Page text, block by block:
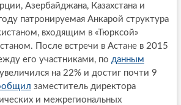
Азербайджана, Казахстана и
патронируемая Анкарой структура
входящим в «Тюрксой»
После встречи в Астане в 2015
его участниками, по данным
увеличился на 22% и достиг почти 9
заместитель директора
и межрегиональных